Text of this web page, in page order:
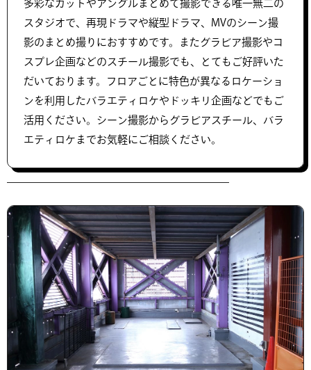
多彩なカットやアングルまとめて撮影できる唯一無二の
スタジオで、再現ドラマや縦型ドラマ、MVのシーン撮
影のまとめ撮りにおすすめです。またグラビア撮影やコ
スプレ企画などのスチール撮影でも、とてもご好評いた
だいております。フロアごとに特色が異なるロケーショ
ンを利用したバラエティロケやドッキリ企画などでもご
活用ください。シーン撮影からグラビアスチール、バラ
エティロケまでお気軽にご相談ください。